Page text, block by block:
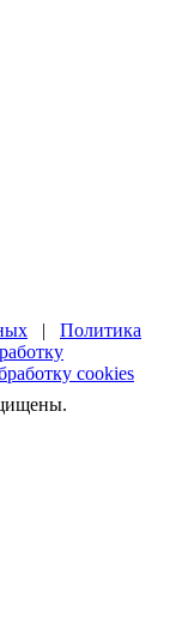
| Политика
cookies